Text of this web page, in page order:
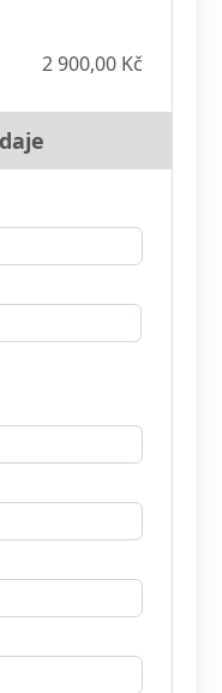
2 900,00 Kč